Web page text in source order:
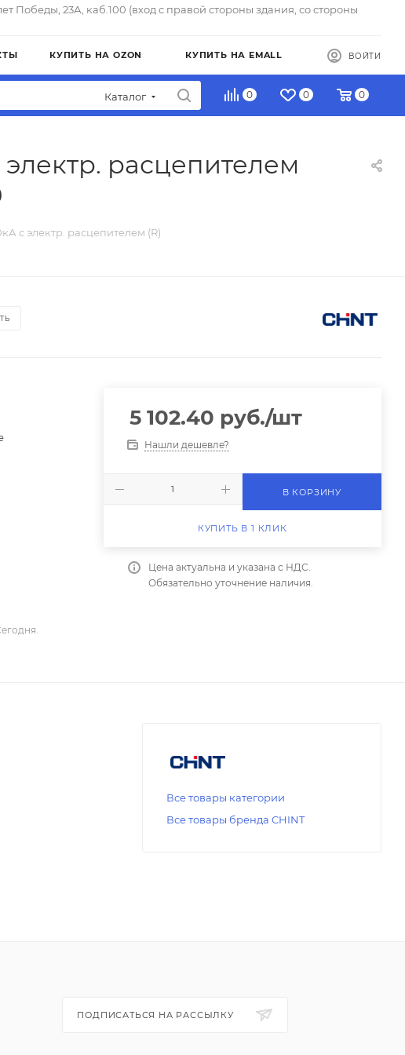
Победы, 23А, каб.100 (вход с правой стороны здания, со стороны
КУПИТЬ НА OZON КУПИТЬ НА EMALL ВОЙТИ
Каталог 0 0 0
расцепителем
с электр. расцепителем (R)
5 102.40 руб./шт
Нашли дешевле?
В КОРЗИНУ
КУПИТЬ В 1 КЛИК
Цена актуальна и указана с НДС.
Обязательно уточнение наличия.
Все товары категории
Все товары бренда CHINT
ПОДПИСАТЬСЯ НА РАССЫЛКУ